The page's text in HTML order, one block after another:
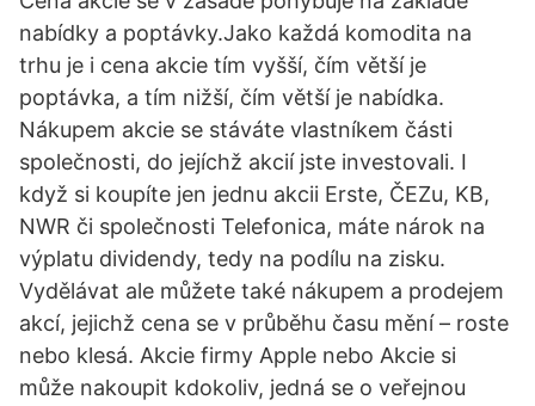
nabídky a poptávky.Jako každá komodita na
trhu je i cena akcie tím vyšší, čím větší je
poptávka, a tím nižší, čím větší je nabídka.
Nákupem akcie se stáváte vlastníkem části
společnosti, do jejíchž akcií jste investovali. I
když si koupíte jen jednu akcii Erste, ČEZu, KB,
NWR či společnosti Telefonica, máte nárok na
výplatu dividendy, tedy na podílu na zisku.
Vydělávat ale můžete také nákupem a prodejem
akcí, jejichž cena se v průběhu času mění – roste
nebo klesá. Akcie firmy Apple nebo Akcie si
může nakoupit kdokoliv, jedná se o veřejnou